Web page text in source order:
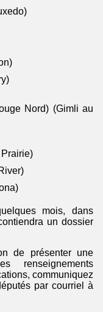
Nord) (Gimli au
mois, dans
un dossier
de présenter une
renseignements
communiquez
par courriel à